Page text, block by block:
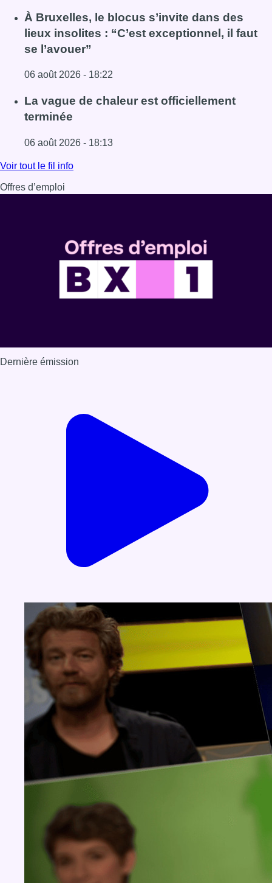
Lire l'article Une explosion provoque un incendie dans
À Bruxelles, le blocus s’invite dans des
lieux insolites : “C’est exceptionnel, il faut
se l’avouer”
06 août 2026 - 18:22
Lire l'article À Bruxelles, le blocus s’invite dans des lieux
La vague de chaleur est officiellement
terminée
06 août 2026 - 18:13
Lire l'article La vague de chaleur est officiellement
Voir tout le fil info
Offres d’emploi
Dernière émission